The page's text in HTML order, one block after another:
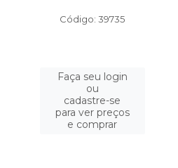
Código: 39735
Faça seu login
ou
cadastre-se
para ver preços
e comprar